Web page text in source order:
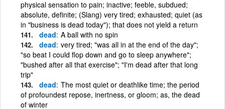
physical sensation to pain; inactive; feeble, subdued;
absolute, definite; (Slang) very tired; exhausted; quiet (as
in "business is dead today"); that does not yield a return
dead A ball with no spin
dead very tired; "was all in at the end of the day";
"so beat I could flop down and go to sleep anywhere";
"bushed after all that exercise"; "I'm dead after that long
trip"
dead The most quiet or deathlike time; the period
of profoundest repose, inertness, or gloom; as, the dead
of winter